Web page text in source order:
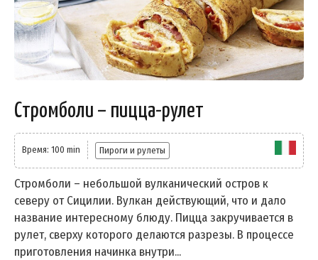
Стромболи – пицца-рулет
Время: 100 min Пироги и рулеты
Стромболи – небольшой вулканический остров к
северу от Сицилии. Вулкан действующий, что и дало
название интересному блюду. Пицца закручивается в
рулет, сверху которого делаются разрезы. В процессе
приготовления начинка внутри...